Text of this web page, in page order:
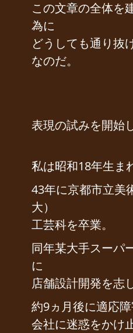
この文章の全体を
為に
どうしても通り抜
なのだ。
表現の試みを開始
私は昭和18年生ま
43年に京都市立美
大）
工芸科を卒業。
同年某大手スーパ
に
店舗設計開発を志
約9ヵ月後に適応
会社に迷惑をかけ